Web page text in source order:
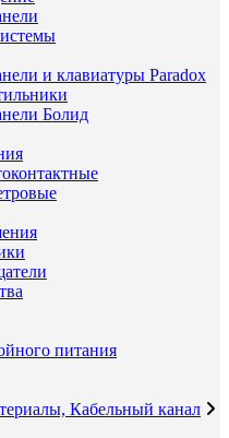
и клавиатуры Paradox
Болид
питания
Кабельный канал